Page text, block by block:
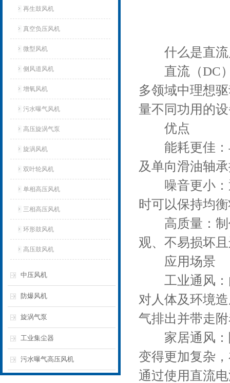
再生鼓风机
真空负压风机
微型风机
侧风道风机
增氧风机
污水曝气风机
高压旋涡气泵
旋涡风机
双叶轮风机
单相高压风机
三相高压风机
环形鼓风机
高压鼓风机
中压风机
防爆风机
旋涡气泵
工业集尘器
污水曝气高压风机
什么是直流
直流（DC）
多领域中理想
量不同功用的
优点
能耗更佳：
及单向滑油轴
噪音更小：
时可以保持均
高质量：制
观、不易损坏
应用场景
工业通风：
对人体及环境
气排出并带走
家居通风：
变得更加复杂
通过使用直流